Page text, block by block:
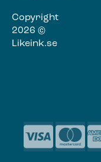
Copyright
2026 ©
Likeink.se